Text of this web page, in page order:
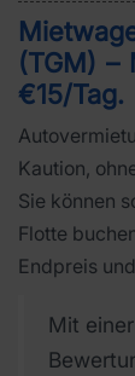
(TGM) –
€15/Tag.
Kaution,
Sie können
Flotte
Endpreis
Mit